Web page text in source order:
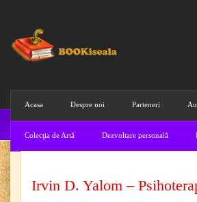
Acasa Despre noi Parteneri
Colecţia de Artă Dezvoltare personală
Irvin D. Yalom –